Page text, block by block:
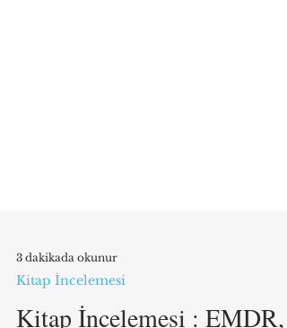
3 dakikada okunur
Kitap İncelemesi